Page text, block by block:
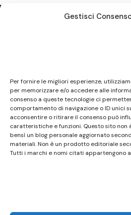
Gestisci
Per fornire le migliori esperienze,
per memorizzare e/o accedere alle
consenso a queste tecnologie ci
comportamento di navigazione o ID unici
acconsentire o ritirare il consenso può
caratteristiche e funzioni. Questo sito non
bensì un blog personale aggiornato
materiali. Non è un prodotto editoriale
Tutti i marchi e nomi citati appartengono
articoli
non ha carattere periodico
secondo la disponibilità e la
Pertanto non può essere
un prodotto editoriale ai sensi
7/3/2001. Tutti i marchi
legittimi proprietari; marchi di